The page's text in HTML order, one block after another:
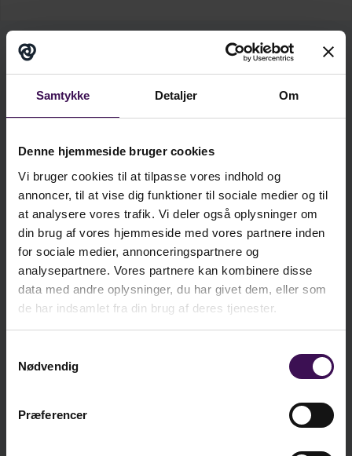
Samtykke Detaljer Om
Denne hjemmeside bruger cookies
Vi bruger cookies til at tilpasse vores indhold og
annoncer, til at vise dig funktioner til sociale medier og til
at analysere vores trafik. Vi deler også oplysninger om
din brug af vores hjemmeside med vores partnere inden
for sociale medier, annonceringspartnere og
analysepartnere. Vores partnere kan kombinere disse
data med andre oplysninger, du har givet dem, eller som
de har indsamlet fra din brug af deres tjenester.
Nødvendig
Præferencer
rummer potentiale for indsigt og læring – og
dermed videreudvikling af ens lærerprofessionelle
Her handler det blandt andet om at gøre op med
fejlfinderkulturen. Vi er alle gode til at finde fejl og
større potentiale i at tage udgangspunkt i
ressourcer, muligheder og udvikling. Småt er godt
giver helt konkrete anvisninger på, hvordan man
udvælger de relevante klip, som rummer
potentiale for udvikling.
Læseprøve
Se læseprøven i fuld skærm
Bog